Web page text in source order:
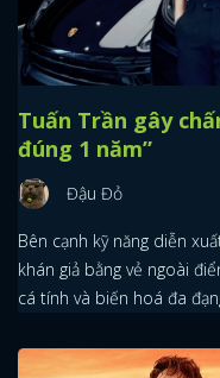
Tuấn Trần gây
đúng 1 năm”
Đậu Đỏ
Bên cạnh kỹ năng diễn
khán giả bằng vẻ ngoài
cá tính và biến hoá đa